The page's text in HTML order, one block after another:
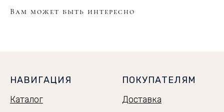
Вам может быть интересно
НАВИГАЦИЯ
Каталог
ПОКУПАТЕЛЯМ
Доставка